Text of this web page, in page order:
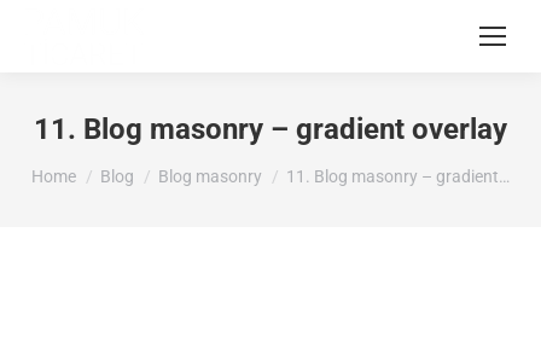
11. Blog masonry – gradient overlay
You are here:
Home Blog Blog masonry 11. Blog masonry – gradient…